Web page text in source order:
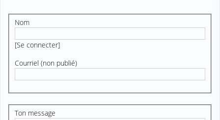
Nom
[Se connecter]
Courriel (non publié)
Ton message